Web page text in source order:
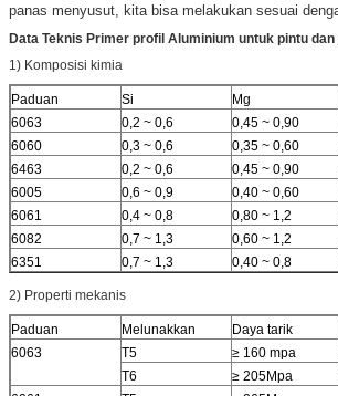
panas menyusut, kita bisa melakukan sesuai
Data Teknis Primer profil Aluminium untuk pintu dan
1) Komposisi kimia
Paduan Si Mg
6063
0,2 ~ 0,6 0,45 ~ 0,90
6060
0,3 ~ 0,6 0,35 ~ 0,60
6463
0,2 ~ 0,6 0,45 ~ 0,90
6005
0,6 ~ 0,9 0,40 ~ 0,60
6061
0,4 ~ 0,8 0,80 ~ 1,2
6082
0,7 ~ 1,3 0,60 ~ 1,2
6351
0,7 ~ 1,3 0,40 ~ 0,8
2) Properti mekanis
Paduan Melunakkan Daya tarik
6063
T5 ≥ 160 mpa
T6
≥ 205Mpa